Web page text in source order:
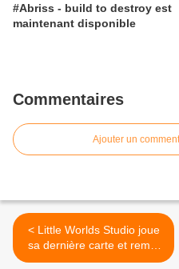
#Abriss - build to destroy est
maintenant disponible
Commentaires
Ajouter un
< Little Worlds Studio joue
sa dernière carte et remet
son sort entre les mains du